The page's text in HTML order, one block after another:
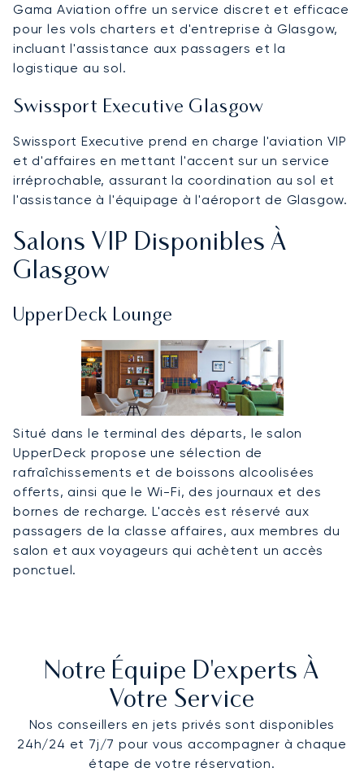
Gama Aviation offre un service discret et efficace
pour les vols charters et d'entreprise à Glasgow,
incluant l'assistance aux passagers et la
logistique au sol.
Swissport Executive Glasgow
Swissport Executive prend en charge l'aviation VIP
et d'affaires en mettant l'accent sur un service
irréprochable, assurant la coordination au sol et
l'assistance à l'équipage à l'aéroport de Glasgow.
Salons VIP Disponibles À
Glasgow
UpperDeck Lounge
Situé dans le terminal des départs, le salon
UpperDeck propose une sélection de
rafraîchissements et de boissons alcoolisées
offerts, ainsi que le Wi-Fi, des journaux et des
bornes de recharge. L'accès est réservé aux
passagers de la classe affaires, aux membres du
salon et aux voyageurs qui achètent un accès
ponctuel.
Notre Équipe D'experts À
Votre Service
Nos conseillers en jets privés sont disponibles
24h/24 et 7j/7 pour vous accompagner à chaque
étape de votre réservation.